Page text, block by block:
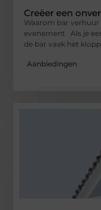
Creëer een
Waarom bar verhuur
evenement Als je
de bar vaak het
Aanbiedingen